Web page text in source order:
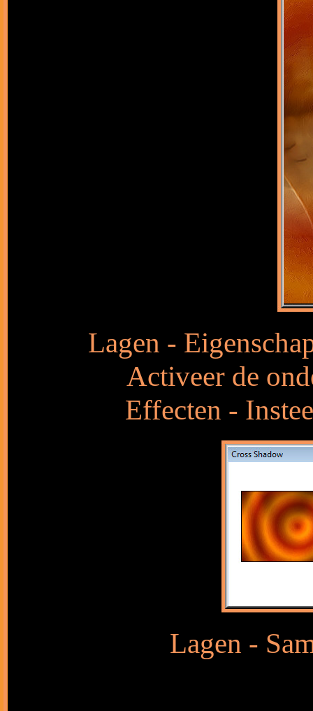
Lagen -
Activeer de
Effecten -
Lagen -